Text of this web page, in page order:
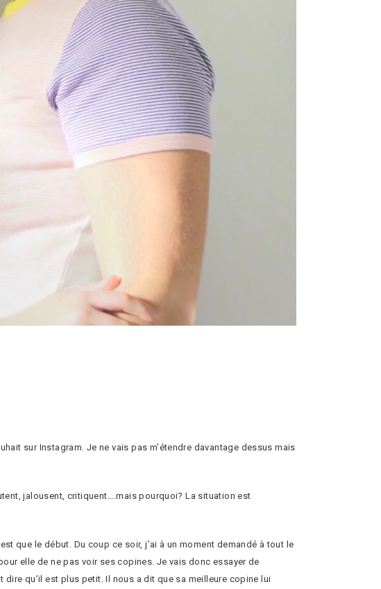
sur Instagram. Je ne vais pas m’étendre davantage dessus mais
jalousent, critiquent….mais pourquoi? La situation est
que le début. Du coup ce soir, j’ai à un moment demandé à tout le
elle de ne pas voir ses copines. Je vais donc essayer de
dire qu’il est plus petit. Il nous a dit que sa meilleure copine lui